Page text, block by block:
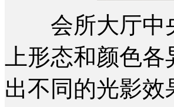
会所大厅中央
上形态和颜色
出不同的光影